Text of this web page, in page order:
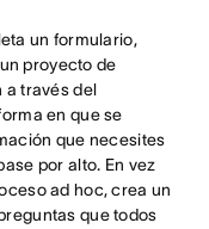
un formulario,
proyecto de
a través del
en que se
que necesites
por alto. En vez
ad hoc, crea un
que todos